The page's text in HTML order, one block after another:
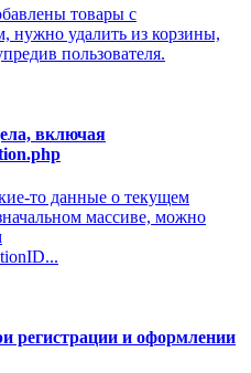
товары с
нужно удалить из корзины,
пользователя.
включая
то данные о текущем
массиве, можно
регистрации и оформлении